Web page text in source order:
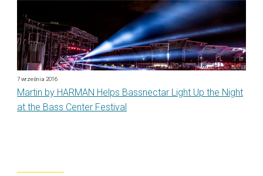
7 września 2016
Martin by HARMAN Helps Bassnectar Light Up the Night
at the Bass Center Festival